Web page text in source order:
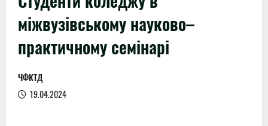
міжвузівському науково–
практичному семінарі
ЧФКТД
19.04.2024